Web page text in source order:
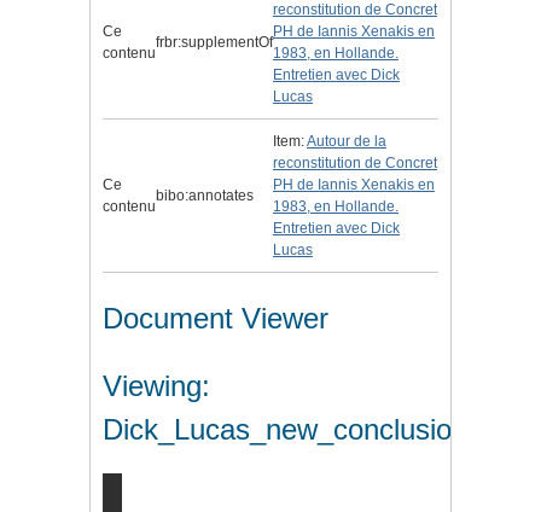
Ce
contenu
frbr:supplementOf
reconstitution de Concret
PH de Iannis Xenakis en
1983, en Hollande.
Entretien avec Dick
Lucas
Ce
contenu
bibo:annotates
Item:Autour de la
reconstitution de Concret
PH de Iannis Xenakis en
1983, en Hollande.
Entretien avec Dick
Lucas
Document Viewer
Viewing:
Dick_Lucas_new_conclusion.pdf